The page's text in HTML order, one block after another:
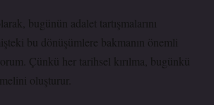
bugünün adalet tartışmalarını
bu dönüşümlere bakmanın önemli
Çünkü her tarihsel kırılma, bugünkü
oluşturur.